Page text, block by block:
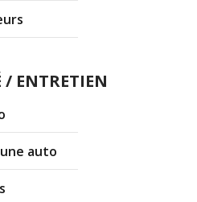
ENTRETIEN
auto